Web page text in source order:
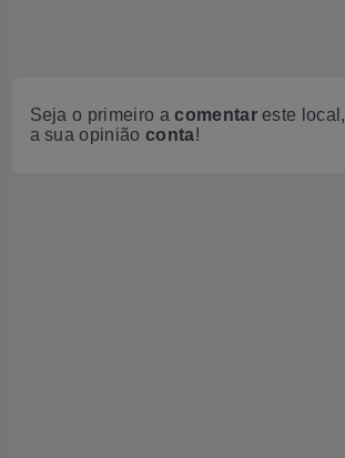
Seja o primeiro acomentareste local,
a sua opinião conta!